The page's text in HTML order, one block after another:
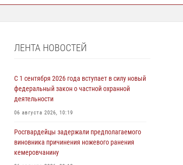
ЛЕНТА НОВОСТЕЙ
С 1 сентября 2026 года вступает в силу новый
федеральный закон о частной охранной
деятельности
06 августа 2026, 10:19
Росгвардейцы задержали предполагаемого
виновника причинения ножевого ранения
кемеровчанину